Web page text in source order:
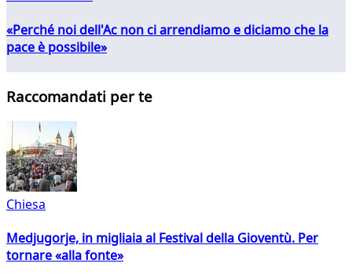
«Perché noi dell'Ac non ci arrendiamo e diciamo che la
pace è possibile»
Raccomandati per te
Chiesa
Medjugorje, in migliaia al Festival della Gioventù. Per
tornare «alla fonte»